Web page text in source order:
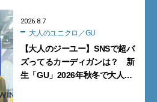
2026.8.7
大人のユニクロ／GU
【大人のジーユー】SNSで超バ
ズってるカーディガンは？ 新
生「GU」2026年秋冬で大人メ